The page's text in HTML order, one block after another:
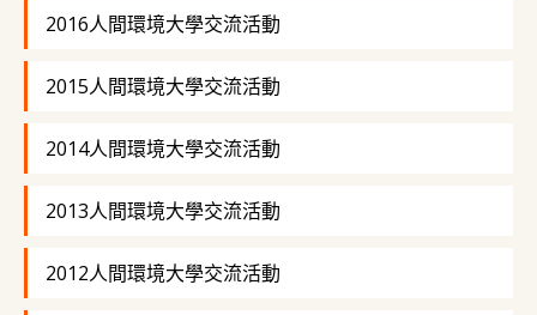
2016人間環境大學交流活動
2015人間環境大學交流活動
2014人間環境大學交流活動
2013人間環境大學交流活動
2012人間環境大學交流活動